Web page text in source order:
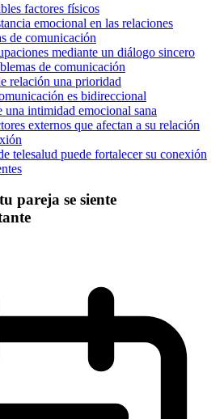
factores físicos
emocional en las relaciones
de comunicación
mediante un diálogo sincero
de comunicación
relación una prioridad
es bidireccional
una intimidad emocional sana
externos que afectan a su relación
telesalud puede fortalecer su conexión
pareja se siente